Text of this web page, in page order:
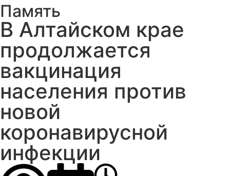
Память
В Алтайском крае
продолжается
вакцинация
населения против
новой
коронавирусной
инфекции